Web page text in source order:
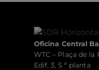
Oficina Central
WTC – Plaça de la
Edif. 3, 5 ª planta